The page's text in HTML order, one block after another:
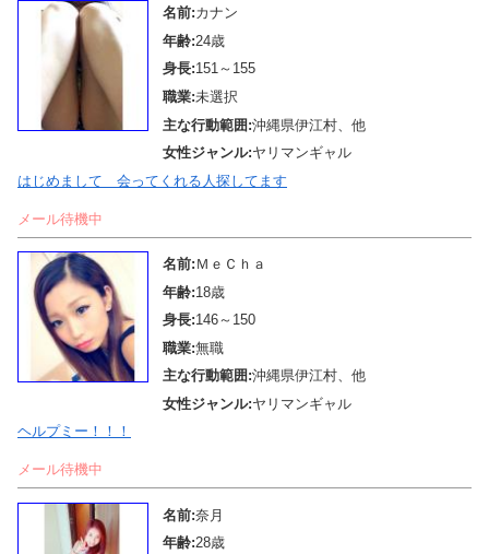
名前:カナン
年齢:24歳
身長:151～155
職業:未選択
主な行動範囲:沖縄県伊江村、他
女性ジャンル:ヤリマンギャル
はじめまして 会ってくれる人探してます
メール待機中
名前: ＭｅＣｈａ
年齢:18歳
身長:146～150
職業:無職
主な行動範囲:沖縄県伊江村、他
女性ジャンル:ヤリマンギャル
ヘルプミー！！！
メール待機中
名前:奈月
年齢:28歳